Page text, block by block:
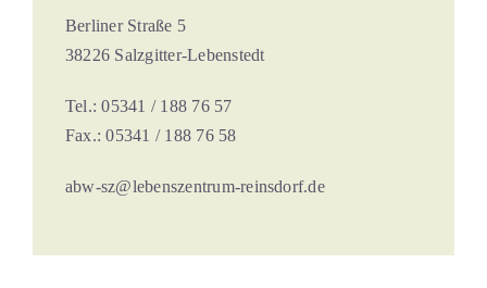
Berliner Straße 5
38226 Salzgitter-Lebenstedt
Tel.: 05341 / 188 76 57
Fax.: 05341 / 188 76 58
abw-sz@lebenszentrum-reinsdorf.de